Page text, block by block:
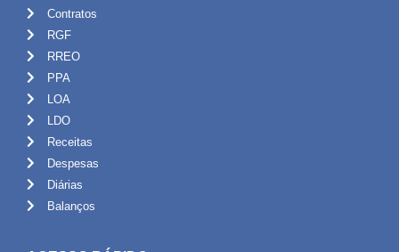
Contratos
RGF
RREO
PPA
LOA
LDO
Receitas
Despesas
Diárias
Balanços